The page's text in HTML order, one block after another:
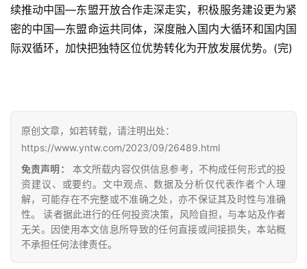
货
报
价
题
地
区
频
道
续推动中国—东盟开放合作走深走实，积极服务建设更为紧
密的中国—东盟命运共同体，深度融入国内大循环和国内国
际双循环，加快把独特区位优势转化为开放发展优势。(完)
原创文章，如若转载，请注明出处：
https://www.yntw.com/2023/09/26489.html
免责声明：
本文所载内容仅供信息参考，不构成任何形式的投
资建议、或要约。文中观点、数据及分析仅代表作者个人理
解，可能存在不完整或不准确之处，亦不保证其及时性与准确
性。 读者据此进行的任何投资决策，风险自担，与本站及作者
无关。因使用本文信息所导致的任何直接或间接损失，本站概
不承担任何法律责任。